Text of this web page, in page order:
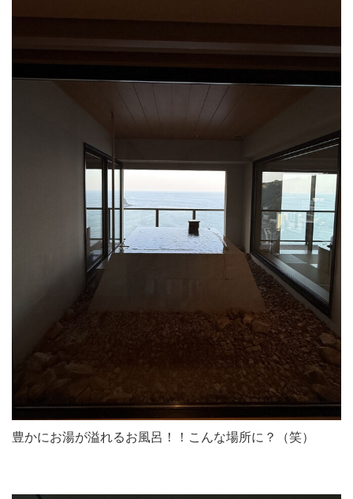
豊かにお湯が溢れるお風呂！！こんな場所に？（笑）